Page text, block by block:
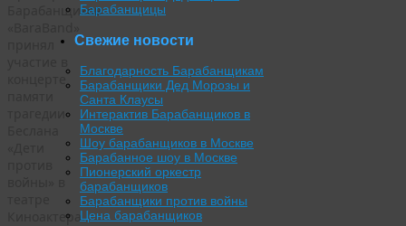
Барабанщиков
Киноактера.
Барабанщицы
Свежие новости
Благодарность Барабанщикам
Барабанщики Дед Морозы и
Санта Клаусы
Интерактив Барабанщиков в
Москве
Шоу барабанщиков в Москве
Барабанное шоу в Москве
Пионерский оркестр
барабанщиков
Барабанщики против войны
Цена барабанщиков